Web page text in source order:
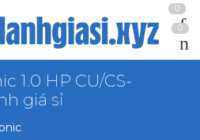
0
0
1.0 HP CU/CS-
giá sỉ